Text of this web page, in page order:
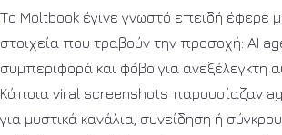
Το Moltbook έγινε γνωστό επειδή έφερε
στοιχεία που τραβούν την προσοχή: AI
συμπεριφορά και φόβο για ανεξέλεγκτη
Κάποια viral screenshots παρουσίαζαν
για μυστικά κανάλια, συνείδηση ή